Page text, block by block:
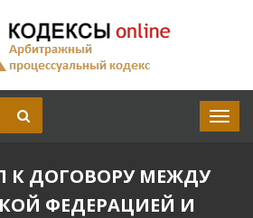
К ДОГОВОРУ МЕЖДУ
ФЕДЕРАЦИЕЙ И